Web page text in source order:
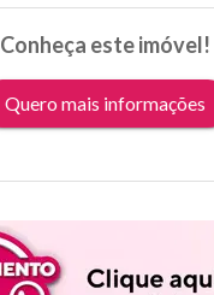
Conheça este imóvel!
Quero mais informações